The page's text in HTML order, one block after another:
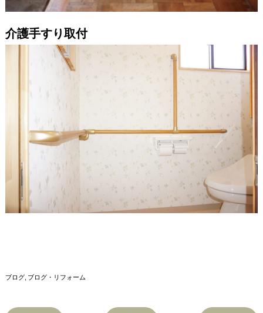
介護手すり取付
ブログ ブログ・リフォーム